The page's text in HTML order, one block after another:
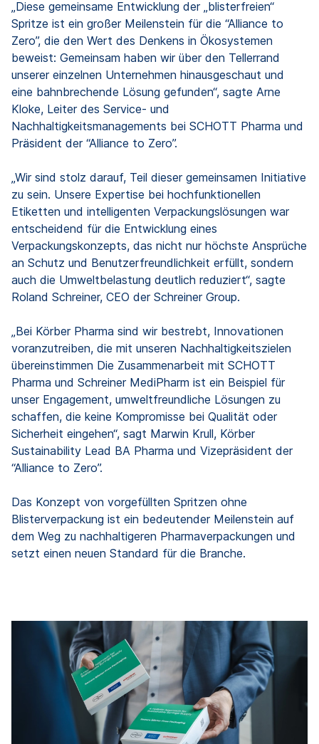
„Diese gemeinsame Entwicklung der „blisterfreien“
Spritze ist ein großer Meilenstein für die “Alliance to
Zero”, die den Wert des Denkens in Ökosystemen
beweist: Gemeinsam haben wir über den Tellerrand
unserer einzelnen Unternehmen hinausgeschaut und
eine bahnbrechende Lösung gefunden“, sagte Arne
Kloke, Leiter des Service- und
Nachhaltigkeitsmanagements bei SCHOTT Pharma und
Präsident der “Alliance to Zero”.
„Wir sind stolz darauf, Teil dieser gemeinsamen Initiative
zu sein. Unsere Expertise bei hochfunktionellen
Etiketten und intelligenten Verpackungslösungen war
entscheidend für die Entwicklung eines
Verpackungskonzepts, das nicht nur höchste Ansprüche
an Schutz und Benutzerfreundlichkeit erfüllt, sondern
auch die Umweltbelastung deutlich reduziert“, sagte
Roland Schreiner, CEO der Schreiner Group.
„Bei Körber Pharma sind wir bestrebt, Innovationen
voranzutreiben, die mit unseren Nachhaltigkeitszielen
übereinstimmen Die Zusammenarbeit mit SCHOTT
Pharma und Schreiner MediPharm ist ein Beispiel für
unser Engagement, umweltfreundliche Lösungen zu
schaffen, die keine Kompromisse bei Qualität oder
Sicherheit eingehen“, sagt Marwin Krull, Körber
Sustainability Lead BA Pharma und Vizepräsident der
“Alliance to Zero”.
Das Konzept von vorgefüllten Spritzen ohne
Blisterverpackung ist ein bedeutender Meilenstein auf
dem Weg zu nachhaltigeren Pharmaverpackungen und
setzt einen neuen Standard für die Branche.